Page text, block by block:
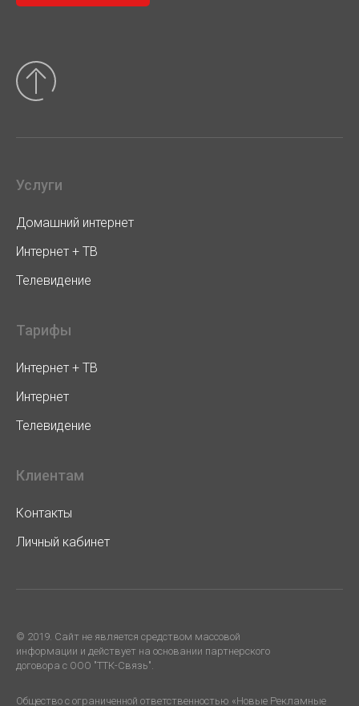
Услуги
Домашний интернет
Интернет + ТВ
Телевидение
Тарифы
Интернет + ТВ
Интернет
Телевидение
Клиентам
Контакты
Личный кабинет
© 2019. Cайт не является средством массовой
информации и действует на основании партнерского
договора с ООО "ТТК-Связь".
Общество с ограниченной ответственностью «Новые Рекламные